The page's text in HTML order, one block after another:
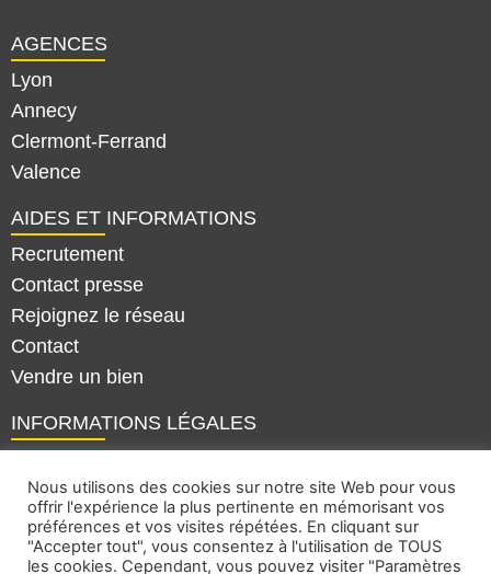
AGENCES
Lyon
Annecy
Clermont-Ferrand
Valence
AIDES ET INFORMATIONS
Recrutement
Contact presse
Rejoignez le réseau
Contact
Vendre un bien
INFORMATIONS LÉGALES
Politique de confidentialité
Plan du site
Nous utilisons des cookies sur notre site Web pour vous
offrir l'expérience la plus pertinente en mémorisant vos
préférences et vos visites répétées. En cliquant sur
"Accepter tout", vous consentez à l'utilisation de TOUS
les cookies. Cependant, vous pouvez visiter "Paramètres